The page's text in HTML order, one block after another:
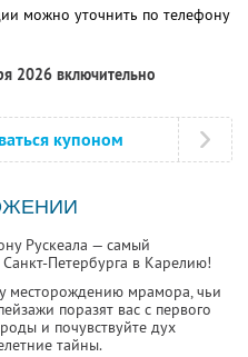
можно уточнить по телефону
2026 включительно
купоном
Рускеала — самый
Петербурга в Карелию!
месторождению мрамора, чьи
поразят вас с первого
и почувствуйте дух
тайны.